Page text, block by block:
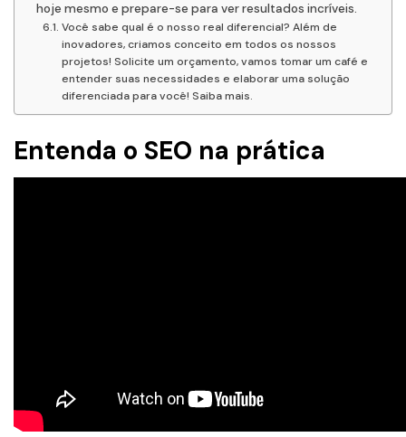
hoje mesmo e prepare-se para ver resultados incríveis.
Você sabe qual é o nosso real diferencial? Além de
inovadores, criamos conceito em todos os nossos
projetos! Solicite um orçamento, vamos tomar um café e
entender suas necessidades e elaborar uma solução
diferenciada para você! Saiba mais.
Entenda o SEO na prática